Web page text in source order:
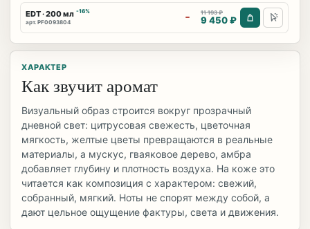
EDT · 200 мл -16%
арт. PF0093804
11 193 ₽
9 450 ₽
ХАРАКТЕР
Как звучит аромат
Визуальный образ строится вокруг прозрачный
дневной свет: цитрусовая свежесть, цветочная
мягкость, желтые цветы превращаются в реальные
материалы, а мускус, гваяковое дерево, амбра
добавляет глубину и плотность воздуха. На коже это
читается как композиция с характером: свежий,
собранный, мягкий. Ноты не спорят между собой, а
дают цельное ощущение фактуры, света и движения.